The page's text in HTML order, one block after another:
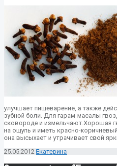
улучшает пищеварение, а также
зубной боли. Для гарам-масалы
сковороде и измельчают.Хорошая
на ощупь и иметь красно-
она высыхает и утрачивает свой
25.05.2012 Екатерина